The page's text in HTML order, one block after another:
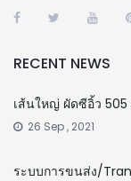
RECENT NEWS
เส้นใหญ่ ผัดซีอิ้ว 505
26 Sep , 2021
ระบบการขนส่ง/